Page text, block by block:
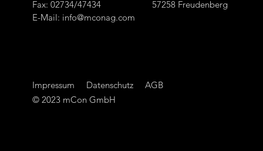
Fax: 02734/47434
E-Mail: info@mconag.com
57258 Freudenberg
Impressum Datenschutz
AGB
© 2023 mCon GmbH